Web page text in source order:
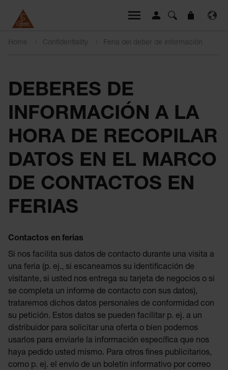
Home Confidentiality Feria del deber de información
DEBERES DE
INFORMACIÓN A LA
HORA DE RECOPILAR
DATOS EN EL MARCO
DE CONTACTOS EN
FERIAS
Contactos en ferias
Si nos facilita sus datos de contacto durante una visita a
una feria (p. ej., si escaneamos su identificación de
visitante, si usted nos entrega su tarjeta de negocios o si
se completa un informe de contacto con sus datos),
trataremos dichos datos personales de conformidad con
su petición. Estos datos se pueden facilitar p. ej. a un
distribuidor para solicitar una oferta o bien podemos
usarlos para enviarle la información específica que nos
haya pedido usted mismo. Para otros fines publicitarios,
como p. ej. el envío de un boletín informativo por correo